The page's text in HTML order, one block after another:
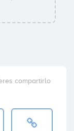
compartirlo